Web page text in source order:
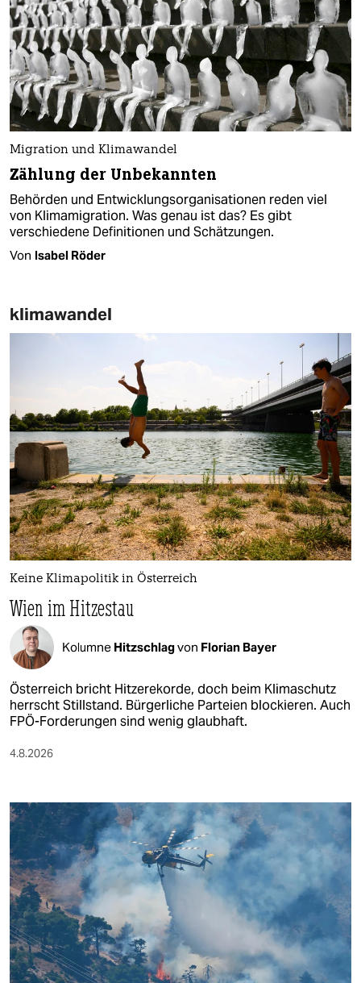
Migration und Klimawandel
Zählung der Unbekannten
Behörden und Entwicklungsorganisationen reden viel
von Klimamigration. Was genau ist das? Es gibt
verschiedene Definitionen und Schätzungen.
Von Isabel Röder
klimawandel
Keine Klimapolitik in Österreich
Wien im Hitzestau
Kolumne Hitzschlagvon Florian Bayer
Österreich bricht Hitzerekorde, doch beim Klimaschutz
herrscht Stillstand. Bürgerliche Parteien blockieren. Auch
FPÖ-Forderungen sind wenig glaubhaft.
4.8.2026